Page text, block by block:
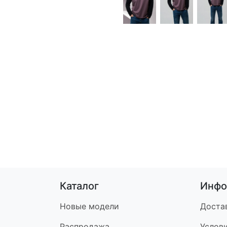
Каталог
Новые модели